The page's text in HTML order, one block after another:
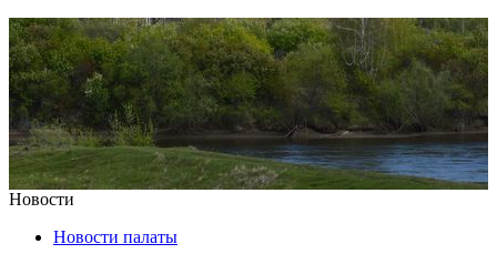
Новости
Новости палаты